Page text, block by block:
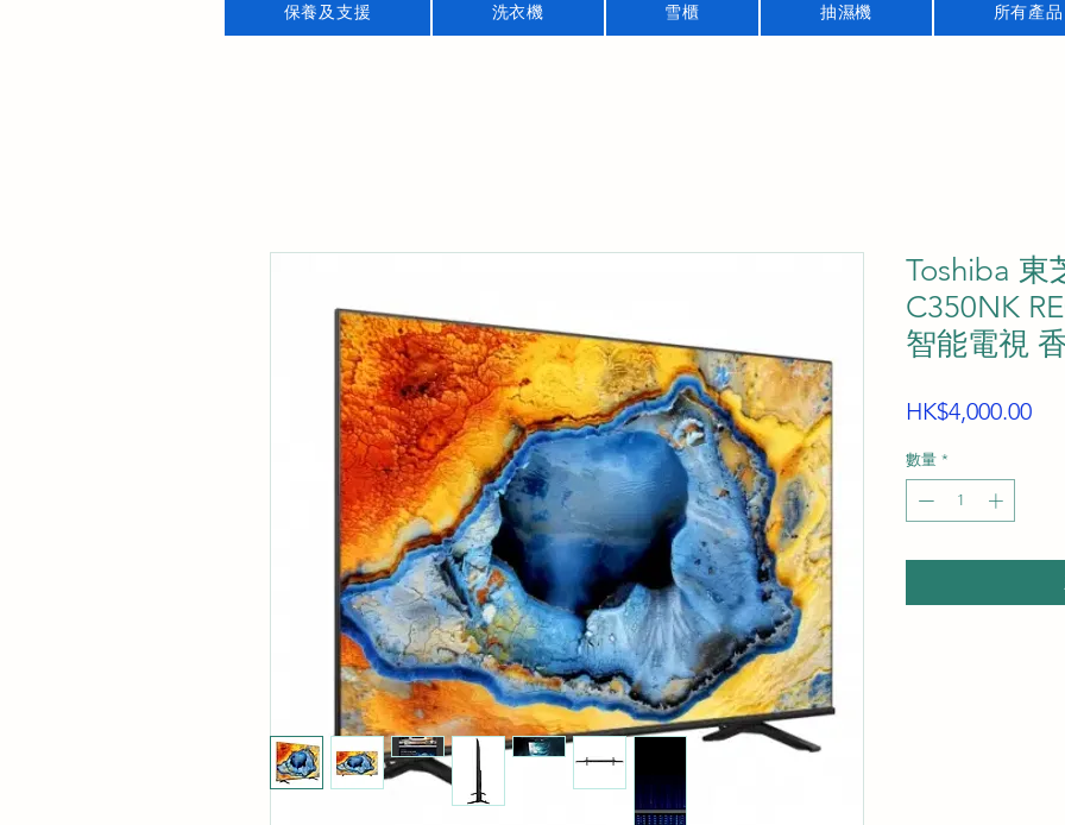
保養及支援 洗衣機 雪櫃 抽濕機 所有產品
Toshiba 東
C350NK
智能電視
HK$4,000.00價
數量 *